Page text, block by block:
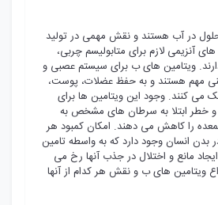
در آب هستند و نقش مهمی در تولید
آنزیمی لازم برای متابولیسم چربی،
ویتامین های ب برای سیستم عصبی و
مهم هستند و به حفظ عضلات، پوست،
می کنند. وجود این ویتامین ها برای
خطر ابتلا به سرطان های مشخص به
را کاهش می دهند. امکان کمبود هر
انسان وجود دارد که به واسطه تامین
مانع و اختلال در جذب آنها رخ می
ویتامین های ب و نقش هر کدام از آنها